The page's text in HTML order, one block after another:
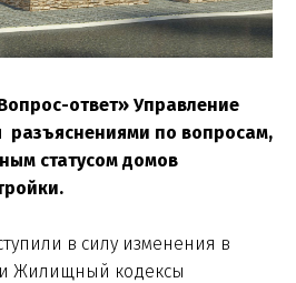
ответ» Управление
разъяснениями по вопросам,
статусом домов
в силу изменения в
Жилищный кодексы